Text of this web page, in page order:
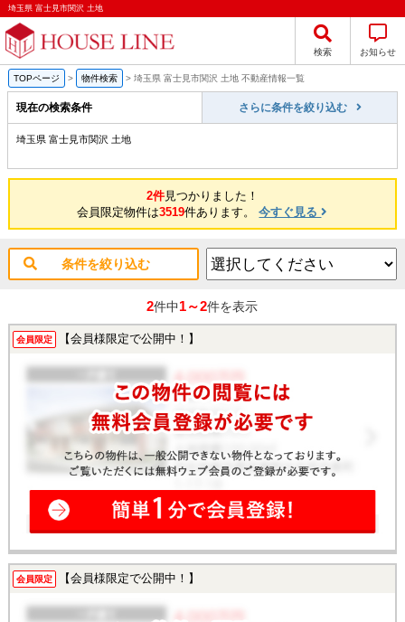
埼玉県 富士見市関沢 土地
検索 お知らせ
TOPページ > 物件検索 > 埼玉県 富士見市関沢 土地 不動産情報一覧
現在の検索条件 さらに条件を絞り込む
埼玉県 富士見市関沢 土地
2件見つかりました！
会員限定物件は3519件あります。今すぐ見る
条件を絞り込む
2件中1～2件を表示
会員限定 【会員様限定で公開中！】
会員限定 【会員様限定で公開中！】